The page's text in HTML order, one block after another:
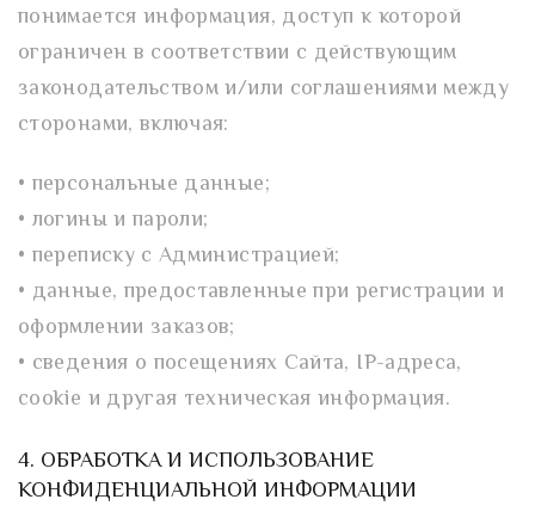
понимается информация, доступ к которой
ограничен в соответствии с действующим
законодательством и/или соглашениями между
сторонами, включая:
• персональные данные;
• логины и пароли;
• переписку с Администрацией;
• данные, предоставленные при регистрации и
оформлении заказов;
• сведения о посещениях Сайта, IP-адреса,
cookie и другая техническая информация.
4. ОБРАБОТКА И ИСПОЛЬЗОВАНИЕ
КОНФИДЕНЦИАЛЬНОЙ ИНФОРМАЦИИ